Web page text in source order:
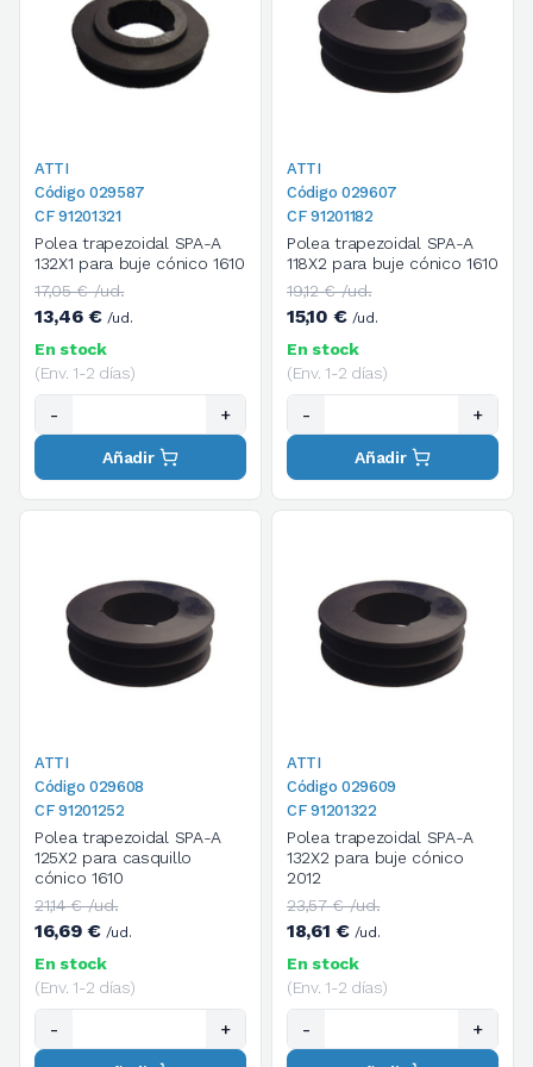
ATTI
Código 029587
CF 91201321
Polea trapezoidal SPA-A
132X1 para buje cónico 1610
17,05 € /ud.
13,46 €/ud.
En stock
(Env. 1-2 días)
- +
Añadir
ATTI
Código 029607
CF 91201182
Polea trapezoidal SPA-A
118X2 para buje cónico 1610
19,12 € /ud.
15,10 €/ud.
En stock
(Env. 1-2 días)
- +
Añadir
ATTI
Código 029608
CF 91201252
Polea trapezoidal SPA-A
125X2 para casquillo
cónico 1610
21,14 € /ud.
16,69 €/ud.
En stock
(Env. 1-2 días)
- +
ATTI
Código 029609
CF 91201322
Polea trapezoidal SPA-A
132X2 para buje cónico
2012
23,57 € /ud.
18,61 €/ud.
En stock
(Env. 1-2 días)
- +